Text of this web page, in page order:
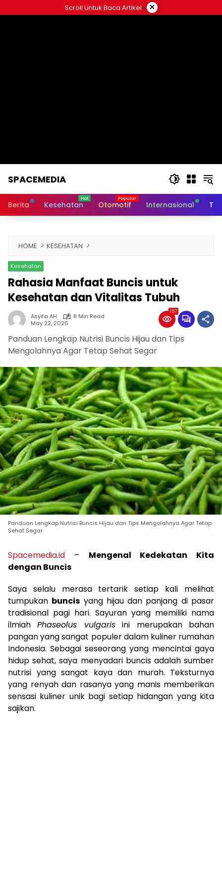
to
Scroll Untuk Baca Artikel ×
SPACEMEDIA
Berita Kesehatan Otomotif Internasional
HOME KESEHATAN
Kesehatan
Rahasia Manfaat Buncis untuk
Kesehatan dan Vitalitas Tubuh
Asyifa AH
8 Min Read
May 22, 2026
157
Panduan Lengkap Nutrisi Buncis Hijau dan Tips
Mengolahnya Agar Tetap Sehat Segar
Panduan Lengkap Nutrisi Buncis Hijau dan Tips Mengolahnya Agar Tetap
Sehat Segar
Spacemedia.id – Mengenal Kedekatan Kita
dengan Buncis
Saya selalu merasa tertarik setiap kali melihat
tumpukan buncis yang hijau dan panjang di pasar
tradisional pagi hari. Sayuran yang memiliki nama
ilmiahPhaseolus vulgarisini merupakan bahan
pangan yang sangat populer dalam kuliner rumahan
Indonesia. Sebagai seseorang yang mencintai gaya
hidup sehat, saya menyadari buncis adalah sumber
nutrisi yang sangat kaya dan murah. Teksturnya
yang renyah dan rasanya yang manis memberikan
sensasi kuliner unik bagi setiap hidangan yang kita
sajikan.